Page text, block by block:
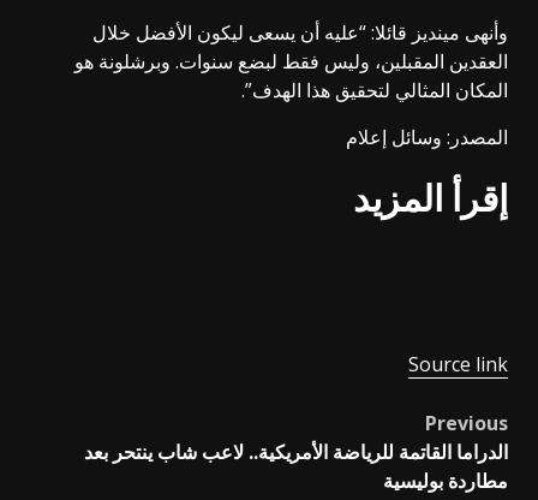
وأنهى مينديز قائلا: “عليه أن يسعى ليكون الأفضل خلال
العقدين المقبلين، وليس فقط لبضع سنوات. وبرشلونة هو
المكان المثالي لتحقيق هذا الهدف”.
المصدر: وسائل إعلام
إقرأ المزيد
Source link
Post
navigation
Previous
الدراما القاتمة للرياضة الأمريكية.. لاعب شاب ينتحر بعد
مطاردة بوليسية